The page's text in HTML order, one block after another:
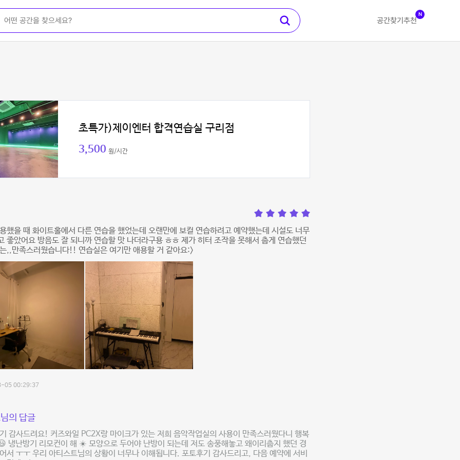
공간찾기 추천
N
초특가)제이엔터 합격연습실 구리점
3,500 원/시간
했을 때 화이트홀에서 다른 연습을 했었는데 오랜만에 보컬 연습하려고 예약했는데 시설도 너무
좋았어요 방음도 잘 되니까 연습할 맛 나더라구용 ㅎㅎ 제가 히터 조작을 못해서 춥게 연습했던
,,만족스러웠습니다!! 연습실은 여기만 애용할 거 같아요:>
05 00:29:37
의 답글
감사드려요! 커즈와일 PC2X랑 마이크가 있는 저희 음악작업실의 사용이 만족스러웠다니 행복
냉난방기 리모컨이 해 ☀️ 모양으로 두어야 난방이 되는데 저도 송풍해놓고 왜이리춥지 했던 경
서 ㅜㅜ 우리 아티스트님의 상황이 너무나 이해됩니다. 포토후기 감사드리고, 다음 예약에 서비